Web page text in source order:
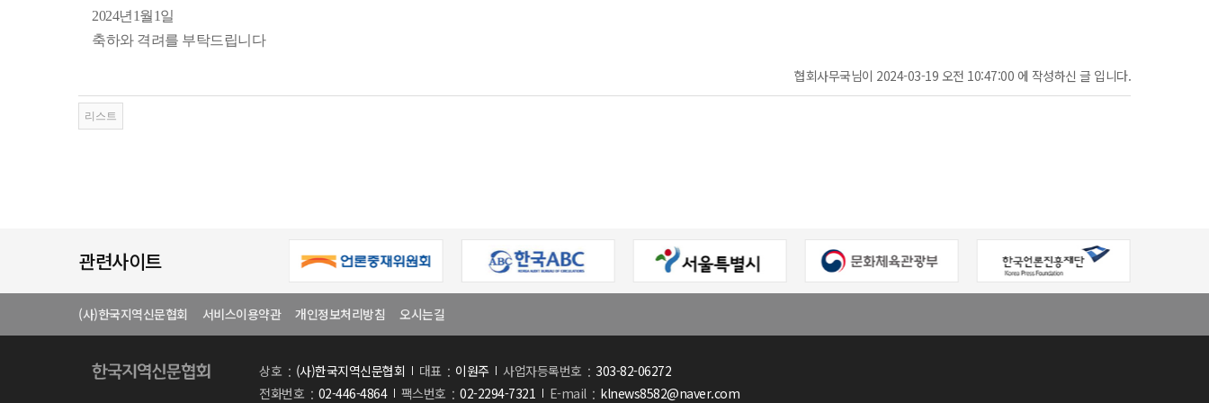
2024년1월1일
축하와 격려를 부탁드립니다
협회사무국님이 2024-03-19 오전 10:47:00 에 작성하신 글 입니다.
관련사이트
(사)한국지역신문협회 서비스이용약관 개인정보처리방침 오시는길
상호 (사)한국지역신문협회 대표 이원주 사업자등록번호
303-82-06272
전화번호
02-446-4864 팩스번호 02-2294-7321 E-mail klnews8582@naver.com